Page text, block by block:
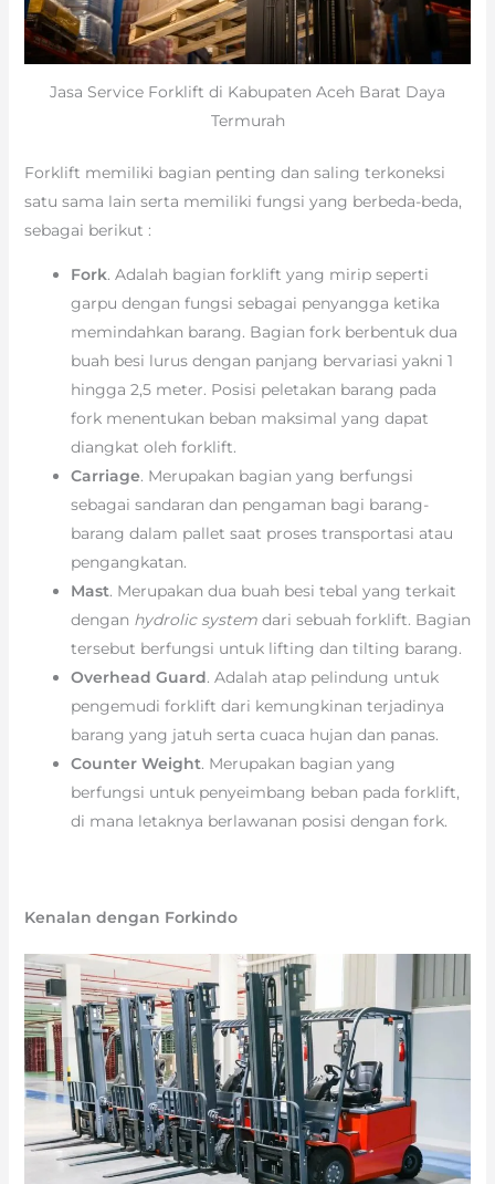
Jasa Service Forklift di Kabupaten Aceh Barat Daya
Termurah
Forklift memiliki bagian penting dan saling terkoneksi
satu sama lain serta memiliki fungsi yang berbeda-beda,
sebagai berikut :
Fork. Adalah bagian forklift yang mirip seperti
garpu dengan fungsi sebagai penyangga ketika
memindahkan barang. Bagian fork berbentuk dua
buah besi lurus dengan panjang bervariasi yakni 1
hingga 2,5 meter. Posisi peletakan barang pada
fork menentukan beban maksimal yang dapat
diangkat oleh forklift.
Carriage. Merupakan bagian yang berfungsi
sebagai sandaran dan pengaman bagi barang-
barang dalam pallet saat proses transportasi atau
pengangkatan.
Mast. Merupakan dua buah besi tebal yang terkait
dengan hydrolic systemdari sebuah forklift. Bagian
tersebut berfungsi untuk lifting dan tilting barang.
Overhead Guard. Adalah atap pelindung untuk
pengemudi forklift dari kemungkinan terjadinya
barang yang jatuh serta cuaca hujan dan panas.
Counter Weight. Merupakan bagian yang
berfungsi untuk penyeimbang beban pada forklift,
di mana letaknya berlawanan posisi dengan fork.
Kenalan dengan Forkindo